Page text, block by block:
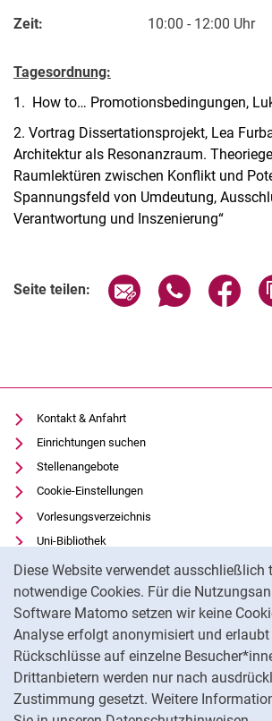
Diese Website verwendet ausschließlich
notwendige Cookies. Für die
Software Matomo setzen wir keine
Analyse erfolgt anonymisiert und erlaubt
Rückschlüsse auf einzelne
Drittanbietern werden nur nach
Zustimmung gesetzt. Weitere
Kontakte
Semesterinformationen
Newsletter
Stellenausschreibungen
Publikationen
Presse- und Öffentlichkeitsarbeit
Zeit:
10:00 - 12:00 Uhr
Tagesordnung:
1. How to… Promotionsbedingungen,
2. Vortrag Dissertationsprojekt, Lea
Architektur als Resonanzraum.
Raumlektüren zwischen Konflikt und
Spannungsfeld von Umdeutung,
Verantwortung und Inszenierung“
Seite teilen: Seite über E-Mail
Seite über
Kontakt & Anfahrt
Einrichtungen suchen
Stellenangebote
Cookie-Einstellungen
Vorlesungsverzeichnis
Uni-Bibliothek
Moodle
Panopto
Datenschutz
Barrierefreiheit
Transparenter KI-Einsatz